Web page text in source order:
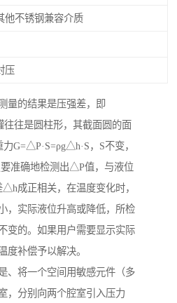
他不锈钢兼容介质
压
量的结果是压强差，即
往是圆柱形，其截面圆的面
G=△P·S=ρg△h·S，S不变，
准确地检测出△P值，与液位
成正相关，在温度变化时，
，实际液位升高或降低，所检
变的。如果用户需要显示实际
度补偿予以解决。
、将一个空间用敏感元件（多
，分别向两个腔室引入压力